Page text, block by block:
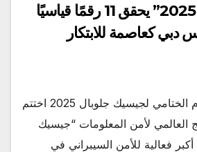
“جيسيك جلوبال 2025” يحقق 11 رقمًا قياسيًا
كعاصمة للابتكار
إنجاز عالمي في اليوم الختامي لجيسيك جلوبال 2025 اختتم
العالمي لأمن المعلومات “جيسيك
ثالث أكبر فعالية للأمن السيبراني في